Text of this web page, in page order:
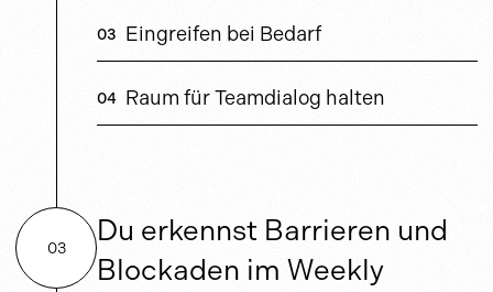
Eingreifen bei Bedarf
Raum für Teamdialog halten
03
Du erkennst Barrieren und
Blockaden im Weekly